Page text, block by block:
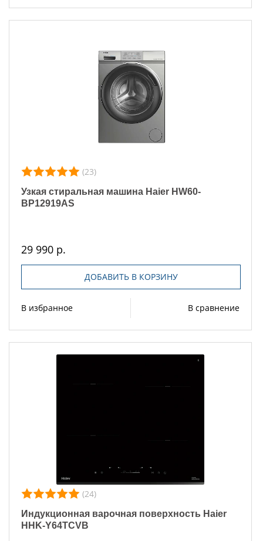
(23)
Узкая стиральная машина Haier HW60-
BP12919AS
29 990 р.
ДОБАВИТЬ В КОРЗИНУ
В избранное В сравнение
(24)
Индукционная варочная поверхность Haier
HHK-Y64TCVB